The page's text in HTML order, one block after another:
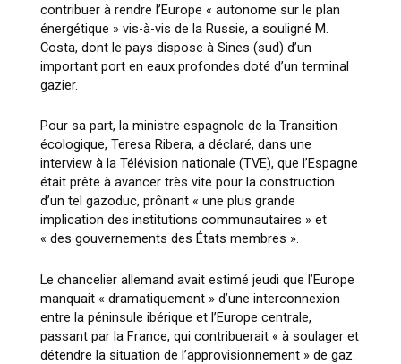
contribuer à rendre l’Europe « autonome sur le plan
énergétique » vis-à-vis de la Russie, a souligné M.
Costa, dont le pays dispose à Sines (sud) d’un
important port en eaux profondes doté d’un terminal
gazier.
Pour sa part, la ministre espagnole de la Transition
écologique, Teresa Ribera, a déclaré, dans une
interview à la Télévision nationale (TVE), que l’Espagne
était prête à avancer très vite pour la construction
d’un tel gazoduc, prônant « une plus grande
implication des institutions communautaires » et
« des gouvernements des États membres ».
Le chancelier allemand avait estimé jeudi que l’Europe
manquait « dramatiquement » d’une interconnexion
entre la péninsule ibérique et l’Europe centrale,
passant par la France, qui contribuerait « à soulager et
détendre la situation de l’approvisionnement » de gaz.